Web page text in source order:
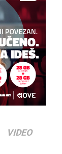
VIDEO